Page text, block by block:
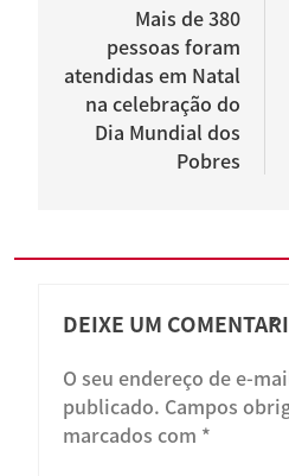
Post
Mais de 380
pessoas foram
atendidas em Natal
na celebração do
Dia Mundial dos
Pobres
DEIXE UM
O seu endereço de e-
publicado. Campos
marcados com *